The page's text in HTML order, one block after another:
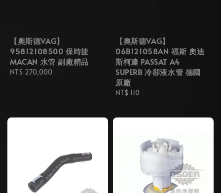
【奧斯德VAG】
95812108500 保時捷
MACAN 水管 副廠精品
Regular
NT$ 270,000
【奧斯德VAG】
06B121058AN 福斯 奧迪
斯柯達 PASSAT A4
SUPERB 冷卻液水管 德國
原廠
Regular
NT$ 110